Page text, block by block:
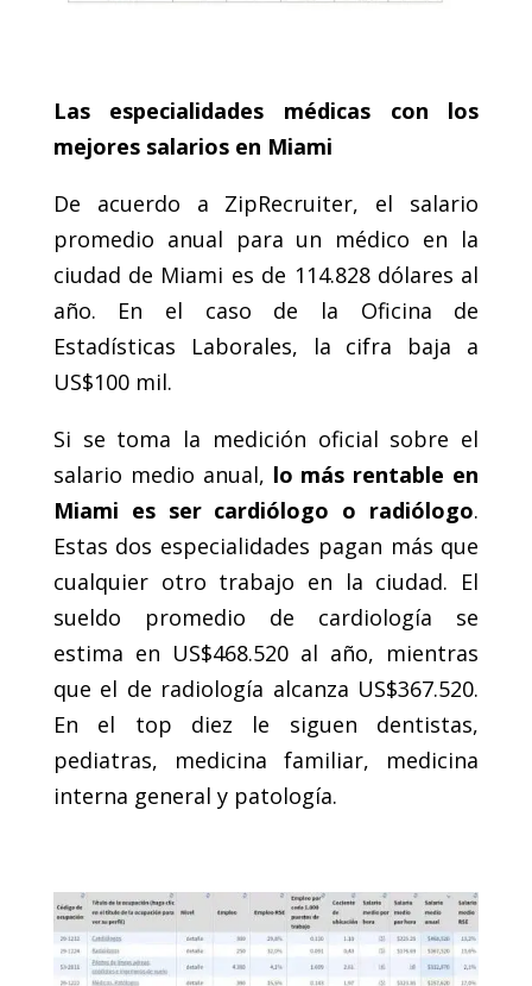
Las especialidades médicas con los
mejores salarios en Miami
De acuerdo a ZipRecruiter, el salario
promedio anual para un médico en la
ciudad de Miami es de 114.828 dólares al
año. En el caso de la Oficina de
Estadísticas Laborales, la cifra baja a
US$100 mil.
Si se toma la medición oficial sobre el
salario medio anual, lo más rentable en
Miami es ser cardiólogo o radiólogo.
Estas dos especialidades pagan más que
cualquier otro trabajo en la ciudad. El
sueldo promedio de cardiología se
estima en US$468.520 al año, mientras
que el de radiología alcanza US$367.520.
En el top diez le siguen dentistas,
pediatras, medicina familiar, medicina
interna general y patología.